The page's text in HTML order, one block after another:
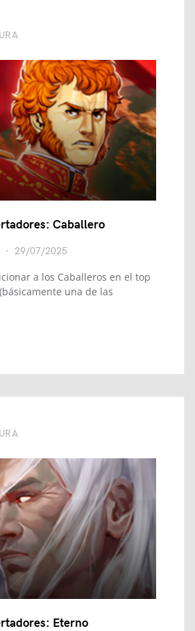
Caballero
29/07/2025
a los Caballeros en el top
una de las
Eterno